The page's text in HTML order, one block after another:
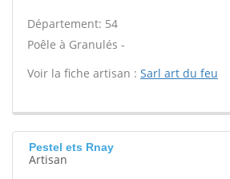
Département: 54
Poêle à Granulés -
Voir la fiche artisan : Sarl art du feu
Pestel ets Rnay
Artisan